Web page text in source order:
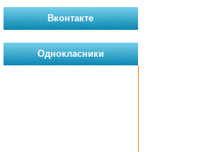
Вконтакте
Однокласники